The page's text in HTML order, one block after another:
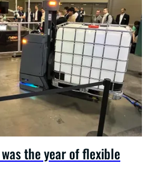
was the year of flexible